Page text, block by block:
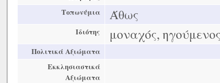
Τοπωνύμια
Άθως
Ιδιότης μοναχός,
Πολιτικά Αξιώματα
Εκκλησιαστικά
Αξιώματα